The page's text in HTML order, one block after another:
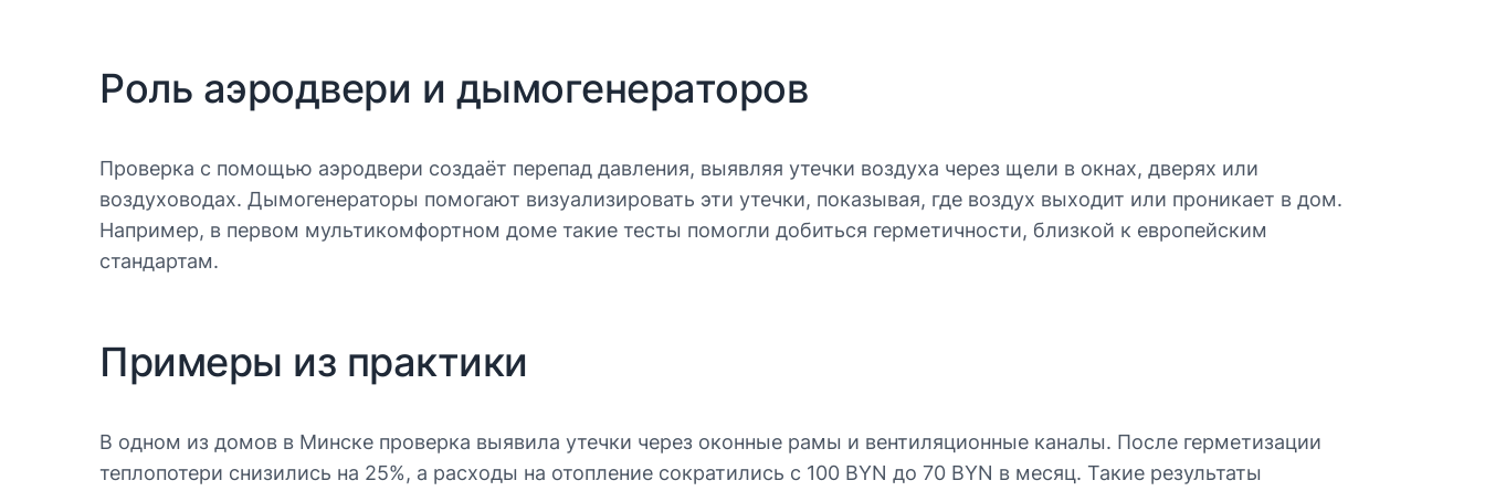
Роль аэродвери и дымогенераторов
Проверка с помощью аэродвери создаёт перепад давления, выявляя утечки воздуха через щели в окнах, дверях или
воздуховодах. Дымогенераторы помогают визуализировать эти утечки, показывая, где воздух выходит или проникает в дом.
Например, в первом мультикомфортном доме такие тесты помогли добиться герметичности, близкой к европейским
стандартам.
Примеры из практики
В одном из домов в Минске проверка выявила утечки через оконные рамы и вентиляционные каналы. После герметизации
теплопотери снизились на 25%, а расходы на отопление сократились с 100 BYN до 70 BYN в месяц. Такие результаты